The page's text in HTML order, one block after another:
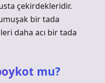
çekirdekleridir.
bir tada
daha acı bir tada
mu?